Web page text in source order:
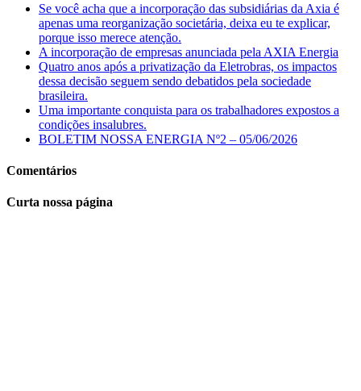
Se você acha que a incorporação das subsidiárias da Axia é
apenas uma reorganização societária, deixa eu te explicar,
porque isso merece atenção.
A incorporação de empresas anunciada pela AXIA Energia
Quatro anos após a privatização da Eletrobras, os impactos
dessa decisão seguem sendo debatidos pela sociedade
brasileira.
Uma importante conquista para os trabalhadores expostos a
condições insalubres.
BOLETIM NOSSA ENERGIA Nº2 – 05/06/2026
Comentários
Curta nossa página